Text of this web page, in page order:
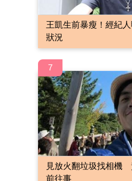
王凱生前暴瘦！經紀
狀況
7
見放火翻垃圾找相機
前往事